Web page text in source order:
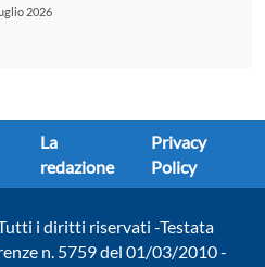
2026
La
redazione
Privacy
Policy
i diritti riservati -Testata
n. 5759 del 01/03/2010 -